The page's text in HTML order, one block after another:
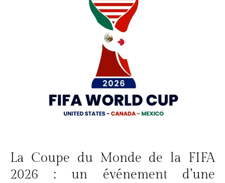
La Coupe du Monde de la FIFA
2026 : un événement d’une